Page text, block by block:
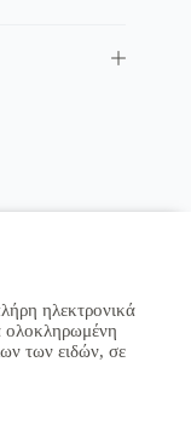
ηλεκτρονικά
ολοκληρωμένη
των ειδών, σε